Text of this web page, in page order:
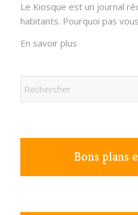
Le Kiosque est un journal
habitants. Pourquoi pas
En savoir plus
Bons plans